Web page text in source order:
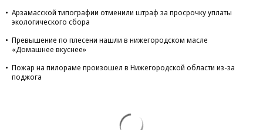
Арзамасской типографии отменили штраф за просрочку уплаты
экологического сбора
Превышение по плесени нашли в нижегородском масле
«Домашнее вкуснее»
Пожар на пилораме произошел в Нижегородской области из-за
поджога